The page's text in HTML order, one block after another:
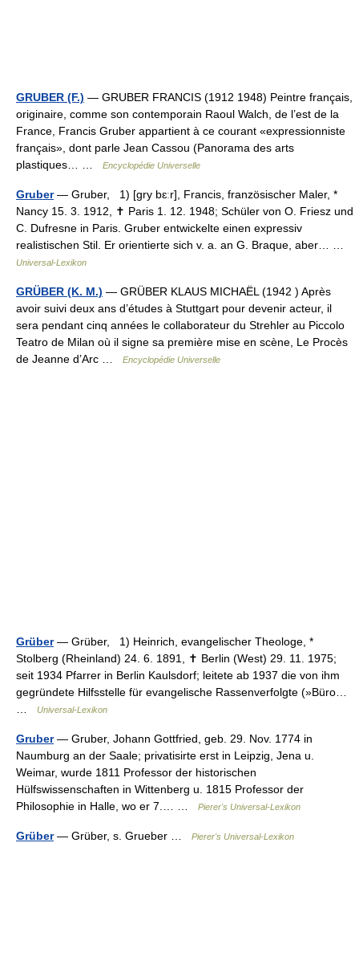
GRUBER (F.) — GRUBER FRANCIS (1912 1948) Peintre français,
originaire, comme son contemporain Raoul Walch, de l’est de la
France, Francis Gruber appartient à ce courant «expressionniste
français», dont parle Jean Cassou (Panorama des arts
plastiques… …
Encyclopédie Universelle
Gruber— Gruber, 1) [gry bɛːr], Francis, französischer Maler, *
Nancy 15. 3. 1912, ✝ Paris 1. 12. 1948; Schüler von O. Friesz und
C. Dufresne in Paris. Gruber entwickelte einen expressiv
realistischen Stil. Er orientierte sich v. a. an G. Braque, aber… …
Universal-Lexikon
GRÜBER (K. M.) — GRÜBER KLAUS MICHAËL (1942 ) Après
avoir suivi deux ans d’études à Stuttgart pour devenir acteur, il
sera pendant cinq années le collaborateur du Strehler au Piccolo
Teatro de Milan où il signe sa première mise en scène, Le Procès
de Jeanne d’Arc …
Encyclopédie Universelle
Grüber— Grüber, 1) Heinrich, evangelischer Theologe, *
Stolberg (Rheinland) 24. 6. 1891, ✝ Berlin (West) 29. 11. 1975;
seit 1934 Pfarrer in Berlin Kaulsdorf; leitete ab 1937 die von ihm
gegründete Hilfsstelle für evangelische Rassenverfolgte (»Büro…
Universal-Lexikon
Gruber— Gruber, Johann Gottfried, geb. 29. Nov. 1774 in
Naumburg an der Saale; privatisirte erst in Leipzig, Jena u.
Weimar, wurde 1811 Professor der historischen
Hülfswissenschaften in Wittenberg u. 1815 Professor der
Philosophie in Halle, wo er 7.… …
Pierer's Universal-Lexikon
Grüber— Grüber, s. Grueber … Pierer's Universal-Lexikon